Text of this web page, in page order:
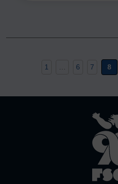
1 6 7 8